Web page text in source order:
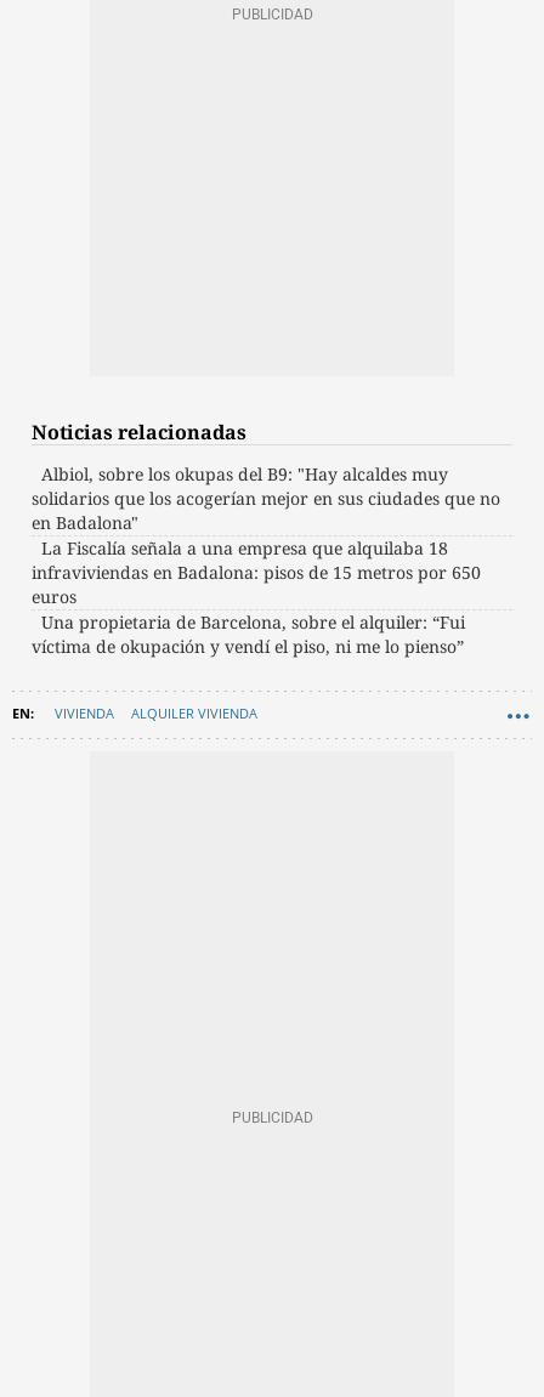
Noticias relacionadas
Albiol, sobre los okupas del B9: "Hay alcaldes muy
solidarios que los acogerían mejor en sus ciudades que no
en Badalona"
La Fiscalía señala a una empresa que alquilaba 18
infraviviendas en Badalona: pisos de 15 metros por 650
euros
Una propietaria de Barcelona, sobre el alquiler: “Fui
víctima de okupación y vendí el piso, ni me lo pienso”
VIVIENDA ALQUILER VIVIENDA